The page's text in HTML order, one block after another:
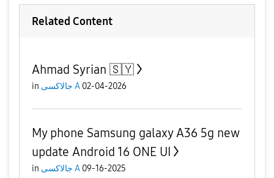
Related Content
Ahmad Syrian 🇸🇾
in جالاكسى A 02-04-2026
My phone Samsung galaxy A36 5g new
update Android 16 ONE UI
in جالاكسى A 09-16-2025